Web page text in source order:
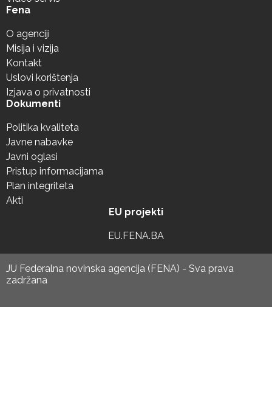
Fena
O agenciji
Misija i vizija
Kontakt
Uslovi korištenja
Izjava o privatnosti
Dokumenti
Politika kvaliteta
Javne nabavke
Javni oglasi
Pristup informacijama
Plan integriteta
Akti
EU projekti
EU.FENA.BA
JU Federalna novinska agencija (FENA) - Sva prava
zadržana